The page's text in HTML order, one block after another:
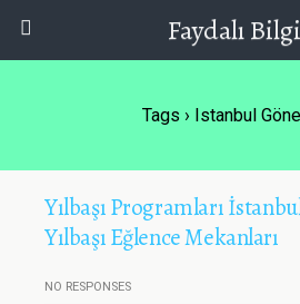
Faydalı
Tags › Istanbul
Yılbaşı Programları
Yılbaşı Eğlence Mekanları
NO RESPONSES